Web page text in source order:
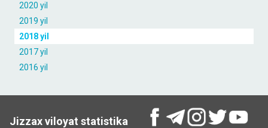
2020 yil
2019 yil
2018 yil
2017 yil
2016 yil
Jizzax viloyat statistika